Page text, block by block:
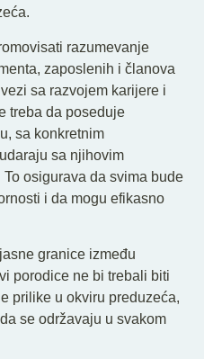
razumevanje
zaposlenih i članova
sa razvojem karijere i
treba da poseduje
sa konkretnim
sa njihovim
osigurava da svima bude
i da mogu efikasno
granice između
porodice ne bi trebali biti
prilike u okviru preduzeća,
se održavaju u svakom